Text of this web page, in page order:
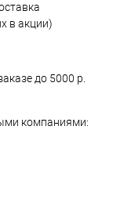
в акции)
до 5000 р.
компаниями: